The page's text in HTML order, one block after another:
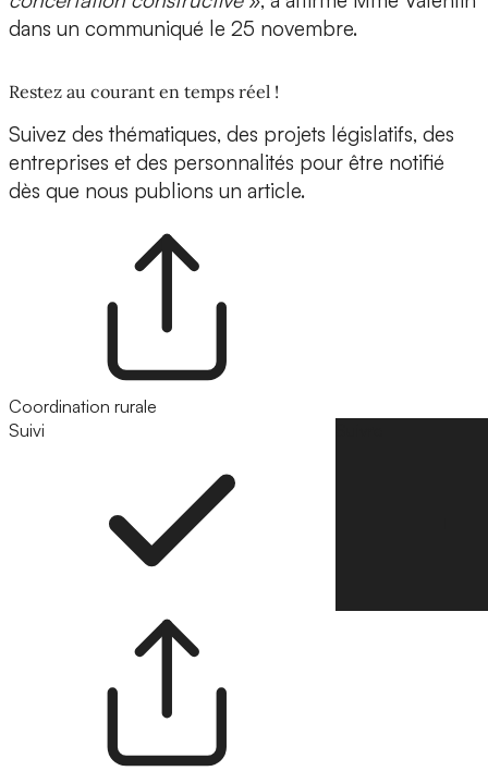
dans un communiqué le 25 novembre.
Restez au courant en temps réel !
Suivez des thématiques, des projets législatifs, des
entreprises et des personnalités pour être notifié
dès que nous publions un article.
Coordination rurale
Suivi